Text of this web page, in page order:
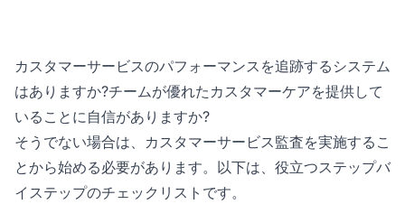
カスタマーサービスのパフォーマンスを追跡するシステム
はありますか?チームが優れたカスタマーケアを提供して
いることに自信がありますか?
そうでない場合は、カスタマーサービス監査を実施するこ
とから始める必要があります。以下は、役立つステップバ
イステップのチェックリストです。